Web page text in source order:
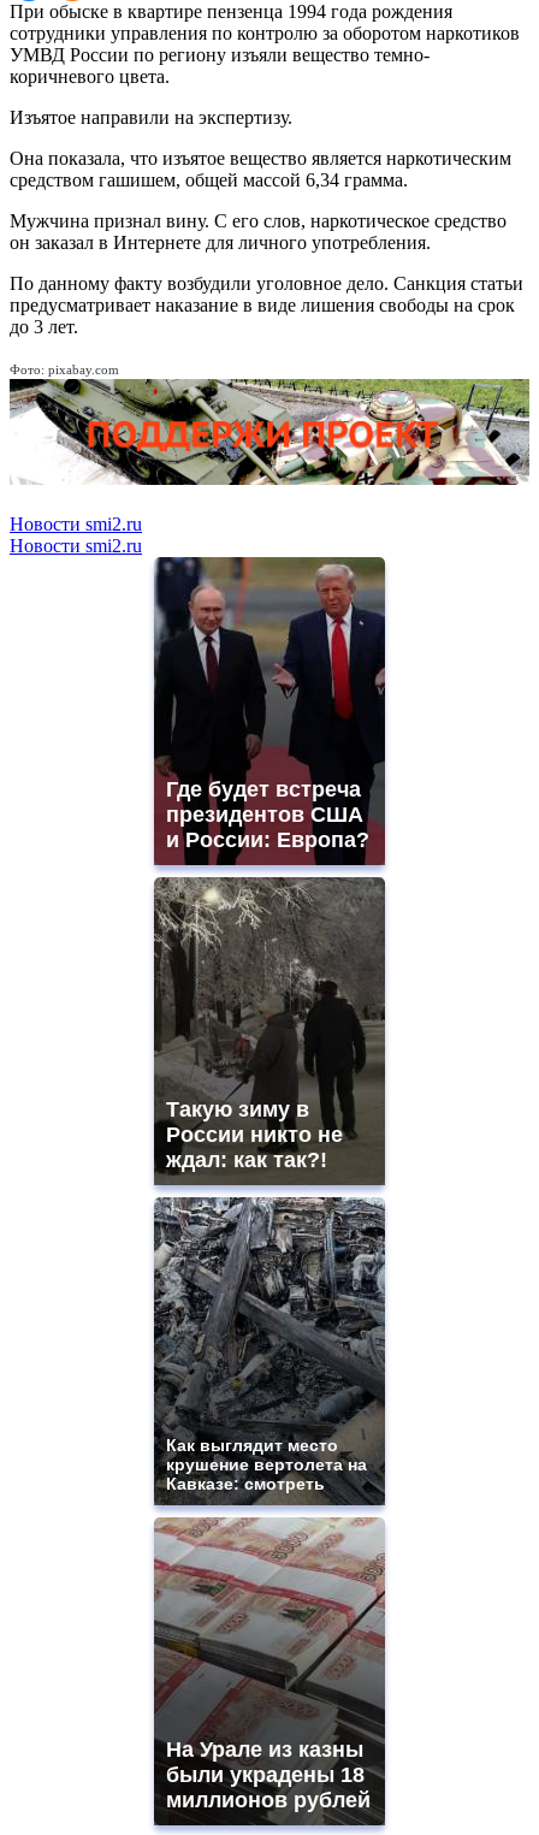
При обыске в квартире пензенца 1994 года рождения
сотрудники управления по контролю за оборотом наркотиков
УМВД России по региону изъяли вещество темно-
коричневого цвета.
Изъятое направили на экспертизу.
Она показала, что изъятое вещество является наркотическим
средством гашишем, общей массой 6,34 грамма.
Мужчина признал вину. С его слов, наркотическое средство
он заказал в Интернете для личного употребления.
По данному факту возбудили уголовное дело. Санкция статьи
предусматривает наказание в виде лишения свободы на срок
до 3 лет.
Фото: pixabay.com
Новости smi2.ru
Новости smi2.ru
Где будет встреча
президентов США
и России: Европа?
Такую зиму в
России никто не
ждал: как так?!
Как выглядит место
крушение вертолета на
Кавказе: смотреть
На Урале из казны
были украдены 18
миллионов рублей